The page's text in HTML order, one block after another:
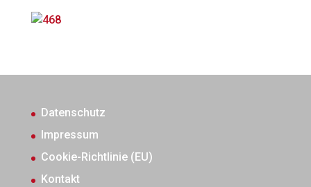
Datenschutz
Impressum
Cookie-Richtlinie (EU)
Kontakt